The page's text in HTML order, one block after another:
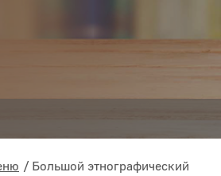
Большой этнографический